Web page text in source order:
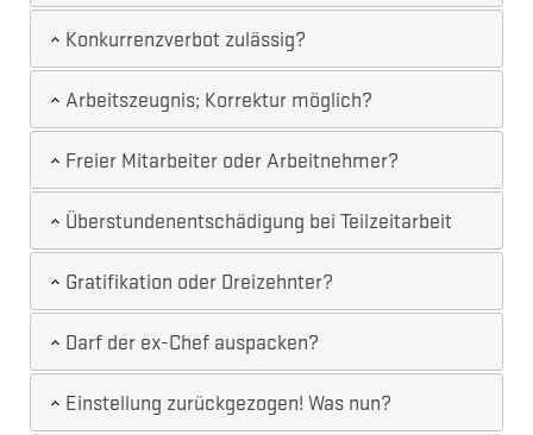
Konkurrenzverbot zulässig?
Arbeitszeugnis; Korrektur möglich?
Freier Mitarbeiter oder Arbeitnehmer?
Überstundenentschädigung bei Teilzeitarbeit
Gratifikation oder Dreizehnter?
Darf der ex-Chef auspacken?
Einstellung zurückgezogen! Was nun?